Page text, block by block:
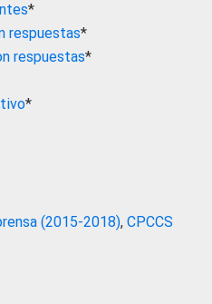
*
respuestas*
respuestas*
*
(2015-2018), CPCCS